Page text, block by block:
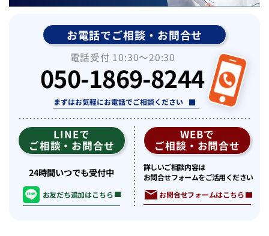
お電話でご相談・お問合せ
電話受付 10:30〜20:30
050-1869-8244
まずはお気軽にお電話でご相談ください
LINEで
ご相談・お問合せ
24時間いつでも受付中
お友だち追加はこちら
WEBで
ご相談・お問合せ
詳しいご相談内容は
お問合せフォームをご活用ください
お問合せフォームはこちら